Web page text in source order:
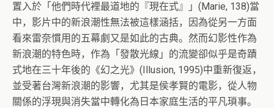
置入於「他們時代裡最道地的『現在式』」(Marie, 138)當
中，影片中的新浪潮性無法被這樣涵括，因為從另一方面
看來雷奈慣用的五幕劇又是如此的古典。然而幻影性作為
新浪潮的特色時，作為「發散光線」的流變卻似乎是奇蹟
式地在三十年後的《幻之光》(Illusion, 1995)中重新復返，
並受著台灣新浪潮的影響，尤其是侯孝賢的電影，從人物
關係的浮現與消失當中轉化為日本家庭生活的平凡瑣事。